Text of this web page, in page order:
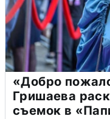
«Добро
Гришаева
съемок в